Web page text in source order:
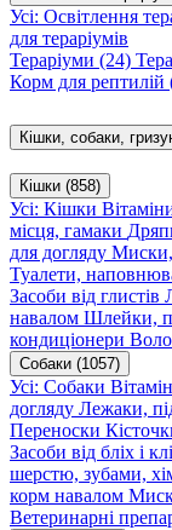
Усі: Освітлення
для тераріумів
Тераріуми (24)
Корм для рептилій
Кішки, собаки,
Кішки (858)
Усі: Кішки
місця, гамаки
для догляду Миски,
Туалети,
Засоби від глистів
навалом Шлейки,
кондиціонери
Собаки (1057)
Усі: Собаки
догляду Лежаки,
Переноски
Засоби від бліх і
шерстю, зубами,
корм навалом
Ветеринарні